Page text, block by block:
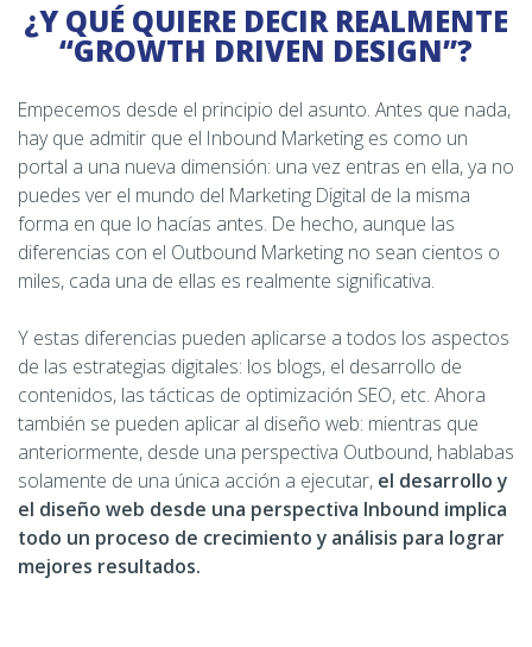
¿Y QUÉ QUIERE DECIR REALMENTE
“GROWTH DRIVEN DESIGN”?
Empecemos desde el principio del asunto. Antes que nada,
hay que admitir que el Inbound Marketing es como un
portal a una nueva dimensión: una vez entras en ella, ya no
puedes ver el mundo del Marketing Digital de la misma
forma en que lo hacías antes. De hecho, aunque las
diferencias con el Outbound Marketing no sean cientos o
miles, cada una de ellas es realmente significativa.
Y estas diferencias pueden aplicarse a todos los aspectos
de las estrategias digitales: los blogs, el desarrollo de
contenidos, las tácticas de optimización SEO, etc. Ahora
también se pueden aplicar al diseño web: mientras que
anteriormente, desde una perspectiva Outbound, hablabas
solamente de una única acción a ejecutar, el desarrollo y
el diseño web desde una perspectiva Inbound implica
todo un proceso de crecimiento y análisis para lograr
mejores resultados.